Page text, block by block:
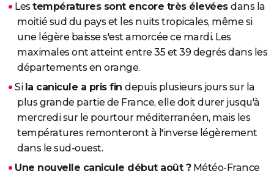
Dictionnaire
Biographies
Citations
Expressions
Proverbes
PROGRAMME TV
COPAINS D'AVANT
S'inscrire
Se connecter
Lycées
Collèges
Primaires
Universités
Entreprises
Service militaire
Avis de recherche
AVIS DE DÉCÈS
FORUM
Bricolage
Lifestyle
Culture
Sport
Auto
Television
Voyage
Cinema
Lestempératures sont encore très élevéesdans la
moitié sud du pays et les nuits tropicales, même si
une légère baisse s'est amorcée ce mardi. Les
maximales ont atteint entre 35 et 39 degrés dans les
départements en orange.
Si la canicule a pris findepuis plusieurs jours sur la
plus grande partie de France, elle doit durer jusqu'à
mercredi sur le pourtour méditerranéen, mais les
températures remonteront à l'inverse légèrement
dans le sud-ouest.
Une nouvelle canicule début août ?Météo-France